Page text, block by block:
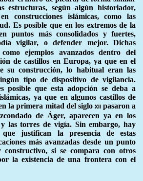
estructuras, según algún historiador,
construcciones islámicas, como las
Es posible que en los extremos de la
puntos más consolidados y fuertes,
vigilar, o defender mejor. Dichas
ejemplos avanzados dentro del
de castillos en Europa, ya que en el
su construcción, lo habitual eran las
tipo de dispositivo de vigilancia.
posible que esta adopción se deba a
ya que en algunos castillos de
la primera mitad del siglo xiipasaron a
de Áger, aparecen ya en los
las torres de vigía. Sin embargo, hay
que justifican la presencia de estas
más avanzadas desde un punto
constructivo, si se compara con otros
la existencia de una frontera con el